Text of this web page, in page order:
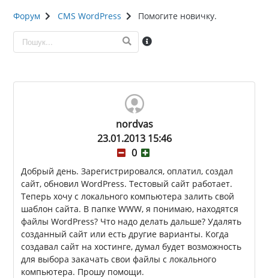
Форум CMS WordPress Помогите новичку.
nordvas
23.01.2013 15:46
0
Добрый день. Зарегистрировался, оплатил, создал
сайт, обновил WordPress. Тестовый сайт работает.
Теперь хочу с локального компьютера залить свой
шаблон сайта. В папке WWW, я понимаю, находятся
файлы WordPress? Что надо делать дальше? Удалять
созданный сайт или есть другие варианты. Когда
создавал сайт на хостинге, думал будет возможность
для выбора закачать свои файлы с локального
компьютера. Прошу помощи.